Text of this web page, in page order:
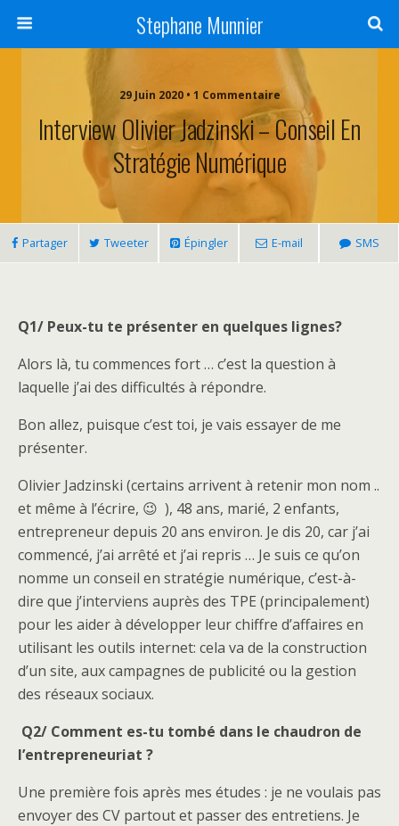
Stephane Munnier
29 Juin 2020 • 1 Commentaire
Interview Olivier Jadzinski – Conseil En
Stratégie Numérique
Partager Tweeter Épingler E-mail SMS
Q1/ Peux-tu te présenter en quelques lignes?
Alors là, tu commences fort … c’est la question à
laquelle j’ai des difficultés à répondre.
Bon allez, puisque c’est toi, je vais essayer de me
présenter.
Olivier Jadzinski (certains arrivent à retenir mon nom ..
et même à l’écrire, 😉 ), 48 ans, marié, 2 enfants,
entrepreneur depuis 20 ans environ. Je dis 20, car j’ai
commencé, j’ai arrêté et j’ai repris … Je suis ce qu’on
nomme un conseil en stratégie numérique, c’est-à-
dire que j’interviens auprès des TPE (principalement)
pour les aider à développer leur chiffre d’affaires en
utilisant les outils internet: cela va de la construction
d’un site, aux campagnes de publicité ou la gestion
des réseaux sociaux.
Q2/ Comment es-tu tombé dans le chaudron de
l’entrepreneuriat ?
Une première fois après mes études : je ne voulais pas
envoyer des CV partout et passer des entretiens. Je